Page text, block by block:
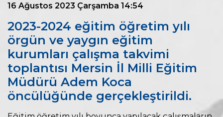
16 Ağustos 2023 Çarşamba 14:54
2023-2024 eğitim öğretim yılı
örgün ve yaygın eğitim
kurumları çalışma takvimi
toplantısı Mersin İl Milli Eğitim
Müdürü Adem Koca
öncülüğünde gerçekleştirildi.